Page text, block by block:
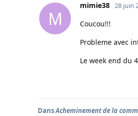
M
mimie38 28 juin
Coucou!!!
Probleme avec
Le week end du
DansAcheminement de la